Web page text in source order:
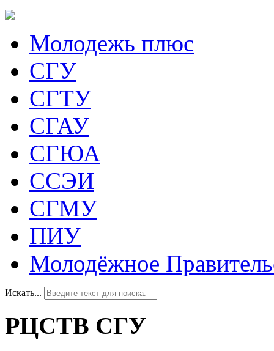
Молодежь плюс
СГУ
СГТУ
СГАУ
СГЮА
ССЭИ
СГМУ
ПИУ
Молодёжное
Искать...
РЦСТВ СГУ